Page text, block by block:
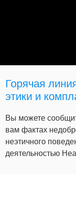
Горячая
этики и
Вы можете
вам фактах
неэтичного
деятельностью